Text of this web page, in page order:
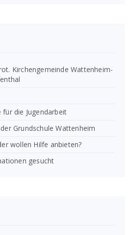
Kirchengemeinde Wattenheim-
für die Jugendarbeit
Grundschule Wattenheim
wollen Hilfe anbieten?
gesucht